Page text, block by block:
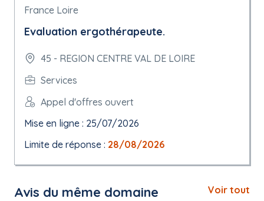
France Loire
Evaluation ergothérapeute.
45 - REGION CENTRE VAL DE LOIRE
Services
Appel d'offres ouvert
Mise en ligne : 25/07/2026
Limite de réponse : 28/08/2026
Avis du même domaine
Voir tout